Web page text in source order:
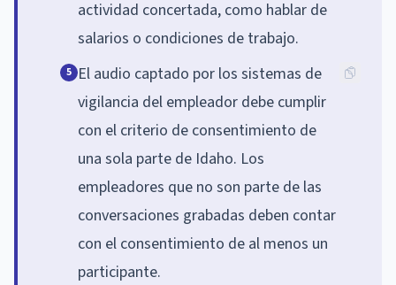
actividad concertada, como hablar de
salarios o condiciones de trabajo.
5 El audio captado por los sistemas de
vigilancia del empleador debe cumplir
con el criterio de consentimiento de
una sola parte de Idaho. Los
empleadores que no son parte de las
conversaciones grabadas deben contar
con el consentimiento de al menos un
participante.